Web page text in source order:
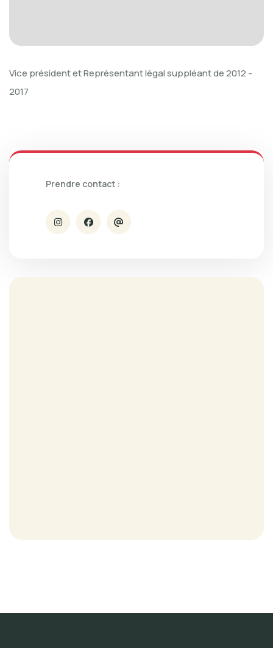
Vice président et Représentant légal suppléant de 2012 -
2017
Prendre contact :